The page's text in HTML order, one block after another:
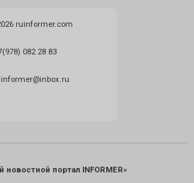
ruinformer.com
082 28 83
портал INFORMER»